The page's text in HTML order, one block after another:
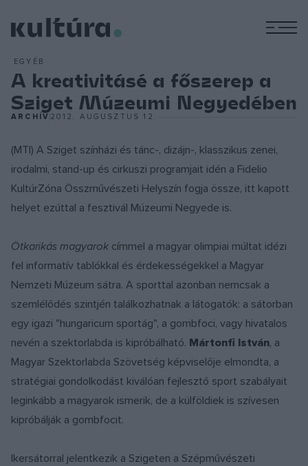
EGYÉB
A kreativitásé a főszerep a
Sziget Múzeumi Negyedében
ARCHÍV2012. AUGUSZTUS 12.
(MTI) A Sziget színházi és tánc-, dizájn-, klasszikus zenei,
irodalmi, stand-up és cirkuszi programjait idén a Fidelio
KultúrZóna Összművészeti Helyszín fogja össze, itt kapott
helyet ezúttal a fesztivál Múzeumi Negyede is.
Ötkarikás magyarok címmel a magyar olimpiai múltat idézi
fel informatív tablókkal és érdekességekkel a Magyar
Nemzeti Múzeum sátra. A sporttal azonban nemcsak a
szemlélődés szintjén találkozhatnak a látogatók: a sátorban
egy igazi "hungaricum sportág", a gombfoci, vagy hivatalos
nevén a szektorlabda is kipróbálható. Mártonfi István, a
Magyar Szektorlabda Szövetség képviselője elmondta, a
stratégiai gondolkodást kiválóan fejlesztő sport szabályait
leginkább a magyarok ismerik, de a külföldiek is szívesen
kipróbálják a gombfocit.
Ikersátorral jelentkezik a Szigeten a Szépművészeti